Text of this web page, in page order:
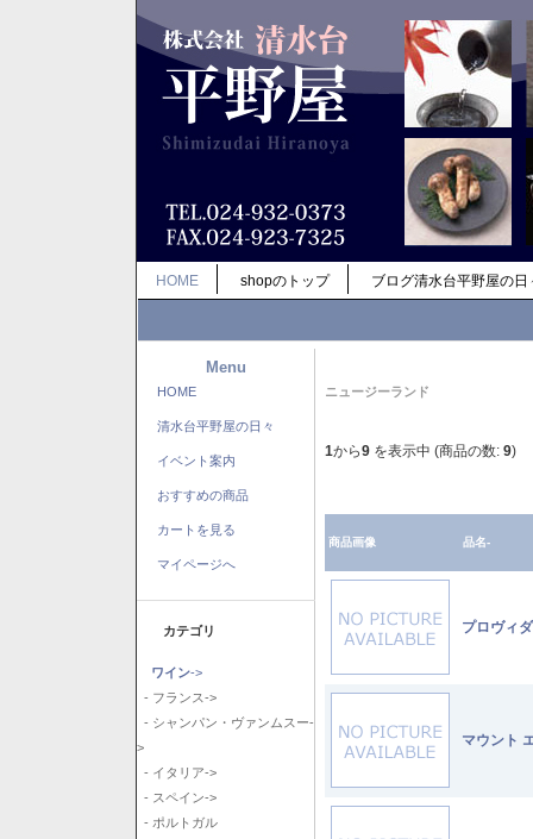
HOME shopのトップ ブログ清水台平野屋の日
Menu
HOME
清水台平野屋の日々
イベント案内
おすすめの商品
カートを見る
マイページへ
カテゴリ
ワイン->
- フランス->
- シャンパン・ヴァンムスー-
>
- イタリア->
- スペイン->
- ポルトガル
ニュージーランド
1から9 を表示中 (商品の数: 9)
商品画像 品名-
プロヴィ
マウント